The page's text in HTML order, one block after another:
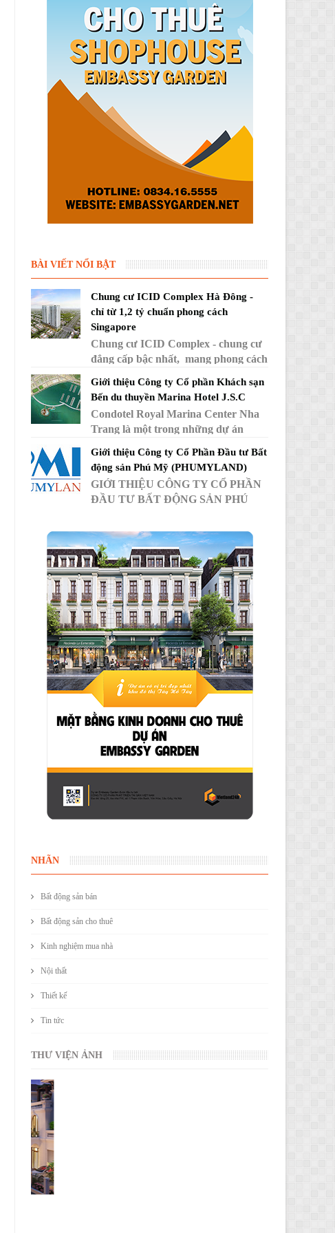
BÀI VIẾT NỔI BẬT
Chung cư ICID Complex Hà Đông -
chỉ từ 1,2 tỷ chuẩn phong cách
Singapore
Chung cư ICID Complex - chung cư
đẳng cấp bậc nhất, mang phong cách
Hà Đông. Chất lượng tốt, giá...
Giới thiệu Công ty Cổ phần Khách sạn
Bến du thuyền Marina Hotel J.S.C
Condotel Royal Marina Center Nha
Trang là một trong những dự án
với bến du thuyền Ana Marina đang
mang đ...
Giới thiệu Công ty Cổ Phần Đầu tư Bất
động sản Phú Mỹ (PHUMYLAND)
GIỚI THIỆU CÔNG TY CỔ PHẦN
ĐẦU TƯ BẤT ĐỘNG SẢN PHÚ
ty: Công ty Cổ phần Đầu tư Bất
động sản Phú Mỹ ...
NHÃN
Bất động sản bán
Bất động sản cho thuê
Kinh nghiệm mua nhà
Nội thất
Thiết kế
Tin tức
THƯ VIỆN ẢNH